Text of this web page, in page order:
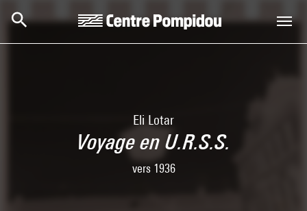
Eli Lotar
Voyage en U.R.S.S.
vers 1936